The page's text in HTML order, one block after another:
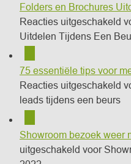
Folders en Brochures
Reacties uitgeschakeld
Uitdelen Tijdens Een
75 essentiële tips voor
Reacties uitgeschakeld
leads tijdens een beurs
01
Showroom bezoek weer
uitgeschakeld voor